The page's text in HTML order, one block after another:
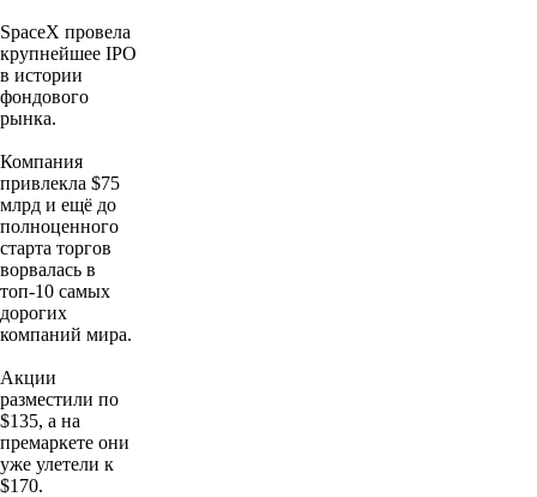
SpaceX провела
крупнейшее IPO
в истории
фондового
рынка.
Компания
привлекла $75
млрд и ещё до
полноценного
старта торгов
ворвалась в
топ-10 самых
дорогих
компаний мира.
Акции
разместили по
$135, а на
премаркете они
уже улетели к
$170.